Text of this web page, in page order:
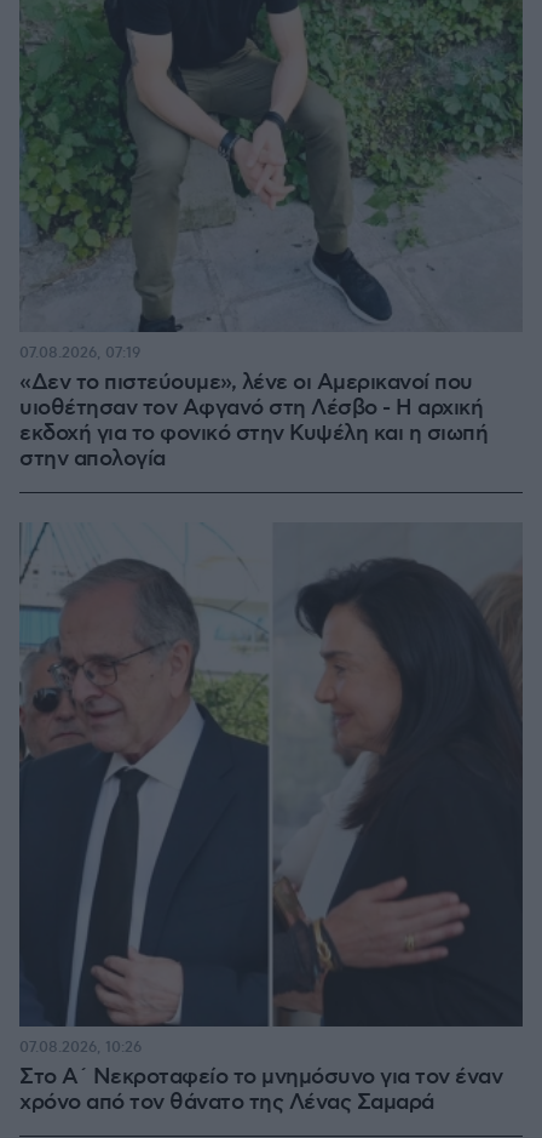
«Δεν το πιστεύουμε», λένε οι Αμερικανοί που
υιοθέτησαν τον Αφγανό στη Λέσβο - Η αρχική
εκδοχή για το φονικό στην Κυψέλη και η σιωπή
στην απολογία
07.08.2026, 07:19
Στο Α΄ Νεκροταφείο το μνημόσυνο για τον έναν
χρόνο από τον θάνατο της Λένας Σαμαρά
07.08.2026, 10:26